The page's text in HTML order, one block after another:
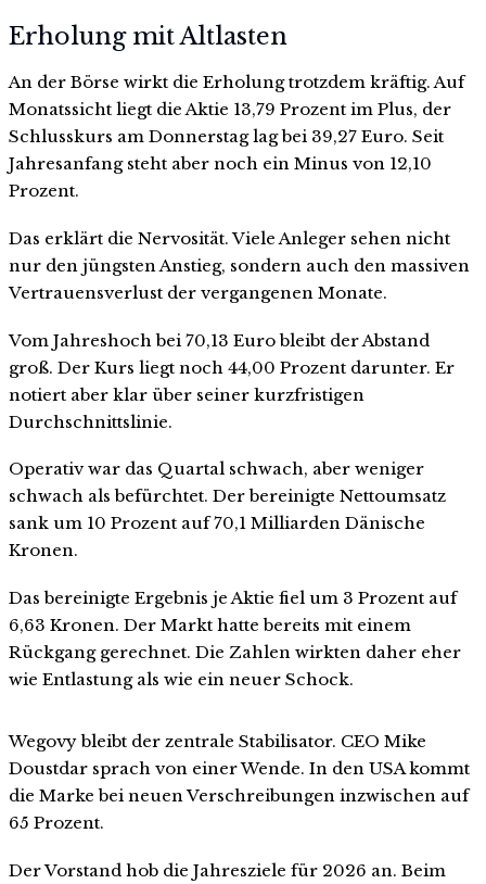
Erholung mit Altlasten
An der Börse wirkt die Erholung trotzdem kräftig. Auf
Monatssicht liegt die Aktie 13,79 Prozent im Plus, der
Schlusskurs am Donnerstag lag bei 39,27 Euro. Seit
Jahresanfang steht aber noch ein Minus von 12,10
Prozent.
Das erklärt die Nervosität. Viele Anleger sehen nicht
nur den jüngsten Anstieg, sondern auch den massiven
Vertrauensverlust der vergangenen Monate.
Vom Jahreshoch bei 70,13 Euro bleibt der Abstand
groß. Der Kurs liegt noch 44,00 Prozent darunter. Er
notiert aber klar über seiner kurzfristigen
Durchschnittslinie.
Operativ war das Quartal schwach, aber weniger
schwach als befürchtet. Der bereinigte Nettoumsatz
sank um 10 Prozent auf 70,1 Milliarden Dänische
Kronen.
Das bereinigte Ergebnis je Aktie fiel um 3 Prozent auf
6,63 Kronen. Der Markt hatte bereits mit einem
Rückgang gerechnet. Die Zahlen wirkten daher eher
wie Entlastung als wie ein neuer Schock.
Wegovy bleibt der zentrale Stabilisator. CEO Mike
Doustdar sprach von einer Wende. In den USA kommt
die Marke bei neuen Verschreibungen inzwischen auf
65 Prozent.
Der Vorstand hob die Jahresziele für 2026 an. Beim